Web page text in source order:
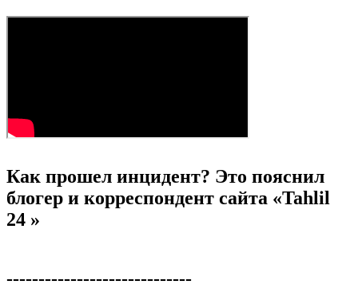
Как прошел инцидент? Это пояснил
блогер и корреспондент сайта «Tahlil
24 »
-----------------------------